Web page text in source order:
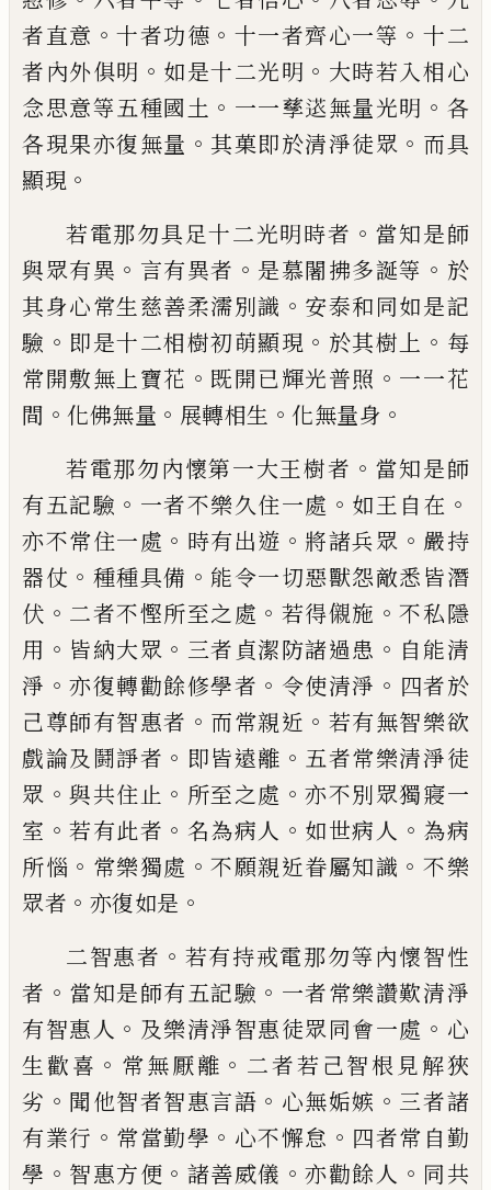
者直意 。十者功德 。 十一者齊心一等 。十二
者內外俱明 。 如是十二光明 。 大時若入相心
念思意等五種國土 。 一一孳𮞠無量光明 。 各
各現果亦復無量 。其菓即於清淨徒眾 。 而具
顯現 。
若電那勿具足十二光明時者 。 當知是師
與眾有異 。 言有異者 。 是慕闍拂多誕等 。 於
其身心常生慈善柔濡別識 。 安泰和同如是記
驗 。 即是十二相樹初萌顯現 。 於其樹上 。 每
常開敷無上寶花 。 既開已輝光普照 。 一一花
間 。 化佛無量 。 展轉相生 。 化無量身 。
若電那勿內懷第一大王樹者 。 當知是師
有五記驗 。 一者不樂久住一處 。 如王自在 。
亦不常住一處 。 時有出遊 。 將諸兵眾 。 嚴持
器仗 。 種種具備 。 能令一切惡獸怨敵悉皆潛
伏 。 二者不慳所至之處 。 若得儭施 。不私隱
用 。 皆納大眾 。 三者貞潔防諸過患 。 自能清
淨 。亦復轉勸餘修學者 。 令使清淨 。 四者於
己尊師有智惠者 。 而常親近 。 若有無智樂欲
戲論及鬪諍者 。 即皆遠離 。 五者常樂清淨徒
眾 。與共住止 。 所至之處 。亦不別眾獨寢一
室 。若有此者 。 名為病人 。 如世病人 。 為病
所惱 。 常樂獨處 。不願親近眷屬知識 。不樂
眾者 。 亦復如是 。
二智惠者 。 若有持戒電那勿等內懷智性
者 。 當知是師有五記驗 。 一者常樂讚歎清淨
有智惠人 。 及樂清淨智惠徒眾同會一處 。 心
生 歡喜 。 常無厭離 。 二者若己智根見解狹
劣 。 聞他智者智惠言語 。 心無姤嫉 。 三者諸
有業行 。 常當勤學 。 心不懈怠 。 四者常自勤
學 。 智惠方便 。 諸善威儀 。亦勸餘人 。 同共